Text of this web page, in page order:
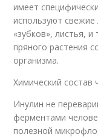
имеет
используют
«зубков», листья,
пряного растения
организма.
Химический состав
Инулин не
ферментами
полезной